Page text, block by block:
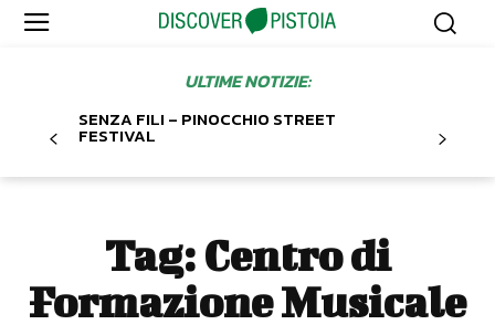
ULTIME NOTIZIE:
SENZA FILI – PINOCCHIO STREET
FESTIVAL
Tag: Centro di
Formazione Musicale